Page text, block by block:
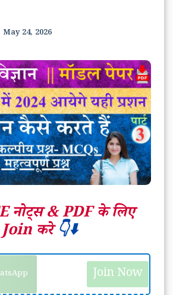
May 24, 2026
नोट्स &PDF के लिए
Join करे👇⬇️
Join Now